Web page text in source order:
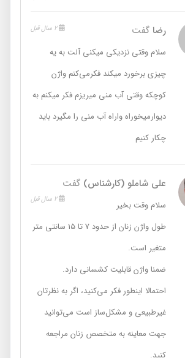
رضا گفت
سلام وقتی نزدیکی میکنی آلت به یه
چیزی برخورد میکند فکرمی‌کنم واژن
کوچکه وقتی آب منی میریزم فکر میکنم به
دیوارمیخوراه واراه آب منی را مگیرد باید
چکار کنیم
علی شاملو (کارشناس)گفت
سلام وقت بخیر
طول واژن زنان از حدود 7 تا 15 سانتی متر
متغیر است.
ضمنا واژن قابلیت کشسانی دارد.
احتمالا اینطور فکر می‌کنید، اگر به نظرتان
غیرطبیعی و مشکل‌ساز است می‌توانید
جهت معاینه به متخصص زنان مراجعه